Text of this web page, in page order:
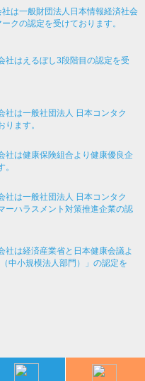
は一般財団法人日本情報経済社会
クの認定を受けております。
社はえるぼし3段階目の認定を受
社は一般社団法人 日本コンタク
ります。
社は健康保険組合より健康優良企
社は一般社団法人 日本コンタク
ーハラスメント対策推進企業の認
社は経済産業省と日本健康会議よ
中小規模法人部門）」の認定を